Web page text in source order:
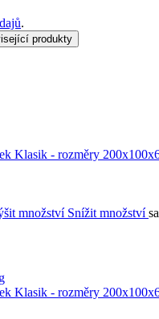
.
produkty
Klasik - rozměry
množství Snížit množství
Klasik - rozměry